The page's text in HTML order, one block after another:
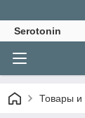
Serotonin
Товары и